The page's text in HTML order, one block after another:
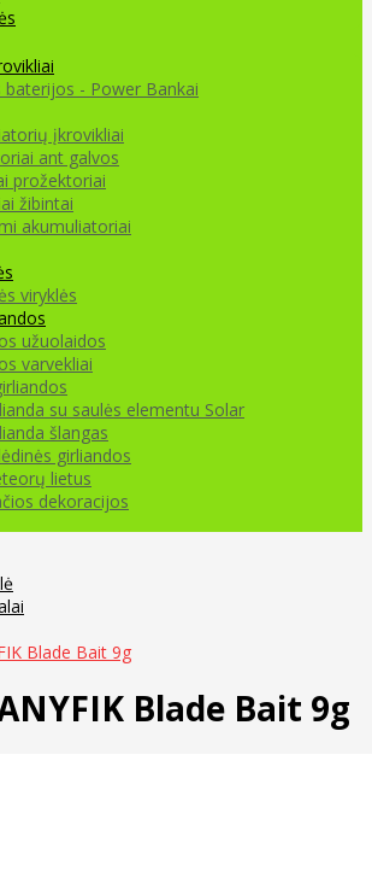
baterijos - Power Bankai
įkrovikliai
ant galvos
prožektoriai
žibintai
akumuliatoriai
viryklės
užuolaidos
varvekliai
su saulės elementu Solar
šlangas
girliandos
lietus
dekoracijos
Blade Bait 9g
Blade Bait 9g